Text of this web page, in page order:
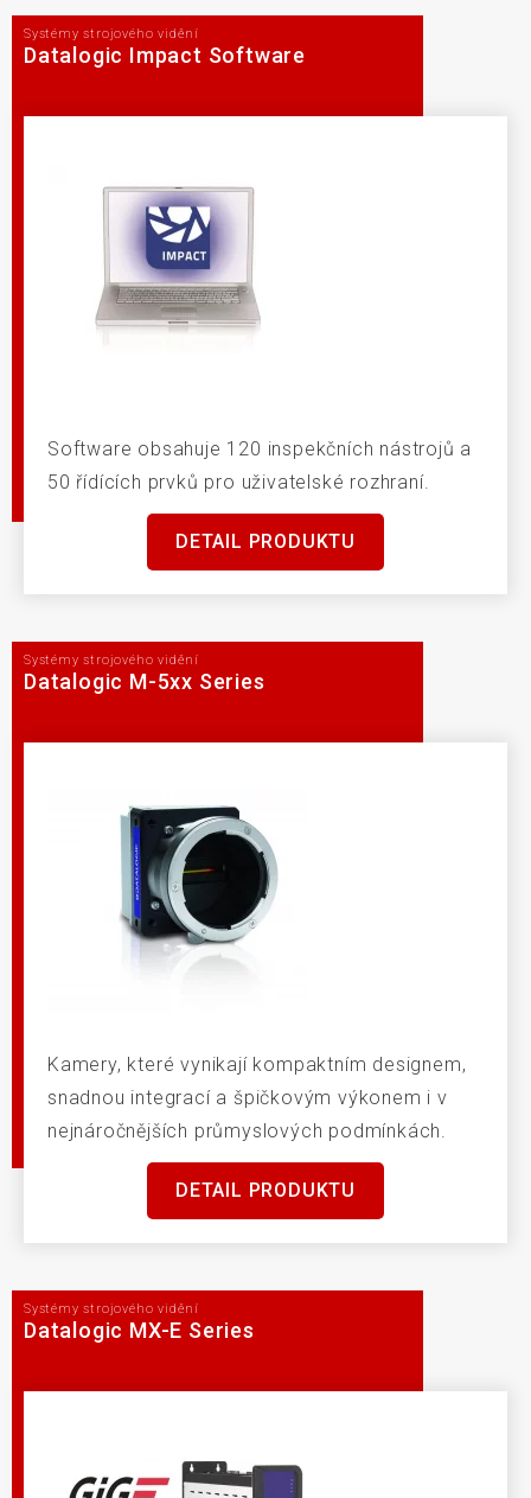
Systémy strojového vidění
Datalogic Impact Software
Software obsahuje 120 inspekčních nástrojů a
50 řídících prvků pro uživatelské rozhraní.
DETAIL PRODUKTU
Systémy strojového vidění
Datalogic M-5xx Series
Kamery, které vynikají kompaktním designem,
snadnou integrací a špičkovým výkonem i v
nejnáročnějších průmyslových podmínkách.
DETAIL PRODUKTU
Systémy strojového vidění
Datalogic MX-E Series